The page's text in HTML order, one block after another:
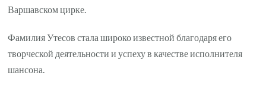
Варшавском цирке.
Фамилия Утесов стала широко известной благодаря его
творческой деятельности и успеху в качестве исполнителя
шансона.